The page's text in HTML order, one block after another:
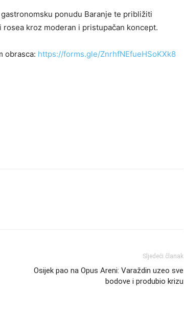
ponudu Baranje te približiti
kroz moderan i pristupačan koncept.
obrasca: https://forms.gle/ZnrhfNEfueHSoKXk8
Sljedeći članak
Osijek pao na Opus Areni: Varaždin uzeo sve
bodove i produbio krizu